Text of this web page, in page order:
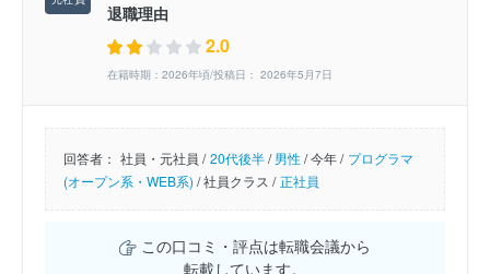
退職理由
2.0
在籍時期：2026年頃/投稿日： 2026年5月7日
回答者： 社員・元社員 / 20代後半/男性/今年 / プログラマ
(オープン系・WEB系) /社員クラス / 正社員
この口コミ・評点は転職会議から
転載しています。